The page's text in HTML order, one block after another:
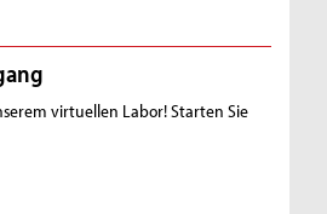
virtuellen Labor! Starten Sie